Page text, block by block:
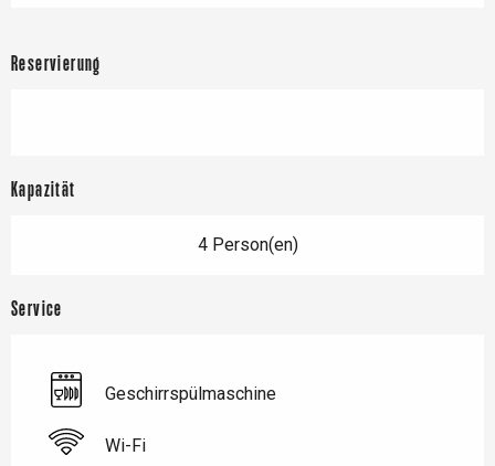
Reservierung
Kapazität
4 Person(en)
Service
Geschirrspülmaschine
Wi-Fi